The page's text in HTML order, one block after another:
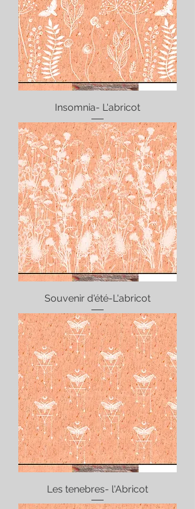
Insomnia- L'abricot
Souvenir d'été-L'abricot
Les tenebres- l'Abricot